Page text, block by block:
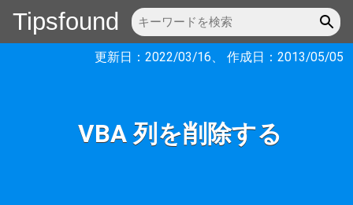
Tipsfound
更新日： 2022/03/16、 作成日： 2013/05/05
VBA 列を削除する